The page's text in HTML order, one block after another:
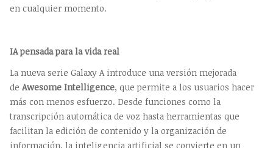
en cualquier momento.
IA pensada para la vida real
La nueva serie Galaxy A introduce una versión mejorada
de Awesome Intelligence, que permite a los usuarios hacer
más con menos esfuerzo. Desde funciones como la
transcripción automática de voz hasta herramientas que
facilitan la edición de contenido y la organización de
información, la inteligencia artificial se convierte en un